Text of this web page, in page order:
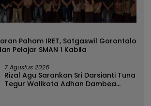
Paham IRET, Satgaswil Gorontalo
Pelajar SMAN 1 Kabila
7 Agustus 2026
Rizal Agu Sarankan Sri Darsianti Tuna
Tegur Walikota Adhan Dambea